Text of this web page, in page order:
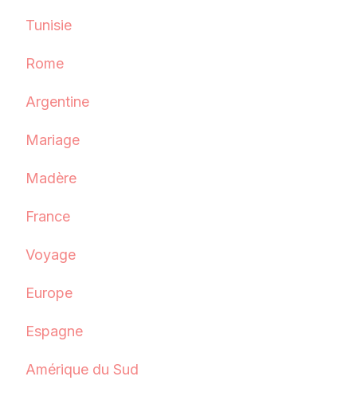
Tunisie
Rome
Argentine
Mariage
Madère
France
Voyage
Europe
Espagne
Amérique du Sud